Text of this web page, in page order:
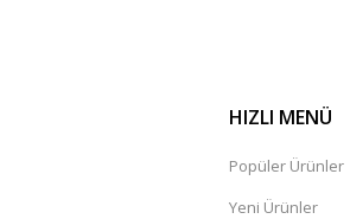
HIZLI MENÜ
Popüler Ürünler
Yeni Ürünler